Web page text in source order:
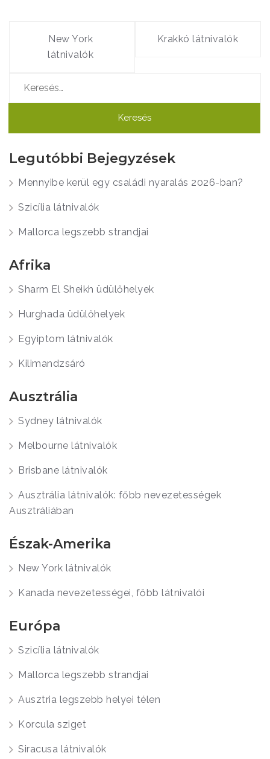
navigáció
New York
látnivalók
Krakkó látnivalók
Legutóbbi Bejegyzések
Mennyibe kerül egy családi nyaralás 2026-ban?
Szicília látnivalók
Mallorca legszebb strandjai
Afrika
Sharm El Sheikh üdülőhelyek
Hurghada üdülőhelyek
Egyiptom látnivalók
Kilimandzsáró
Ausztrália
Sydney látnivalók
Melbourne látnivalók
Brisbane látnivalók
Ausztrália látnivalók: főbb nevezetességek
Ausztráliában
Észak-Amerika
New York látnivalók
Kanada nevezetességei, főbb látnivalói
Európa
Szicília látnivalók
Mallorca legszebb strandjai
Ausztria legszebb helyei télen
Korcula sziget
Siracusa látnivalók